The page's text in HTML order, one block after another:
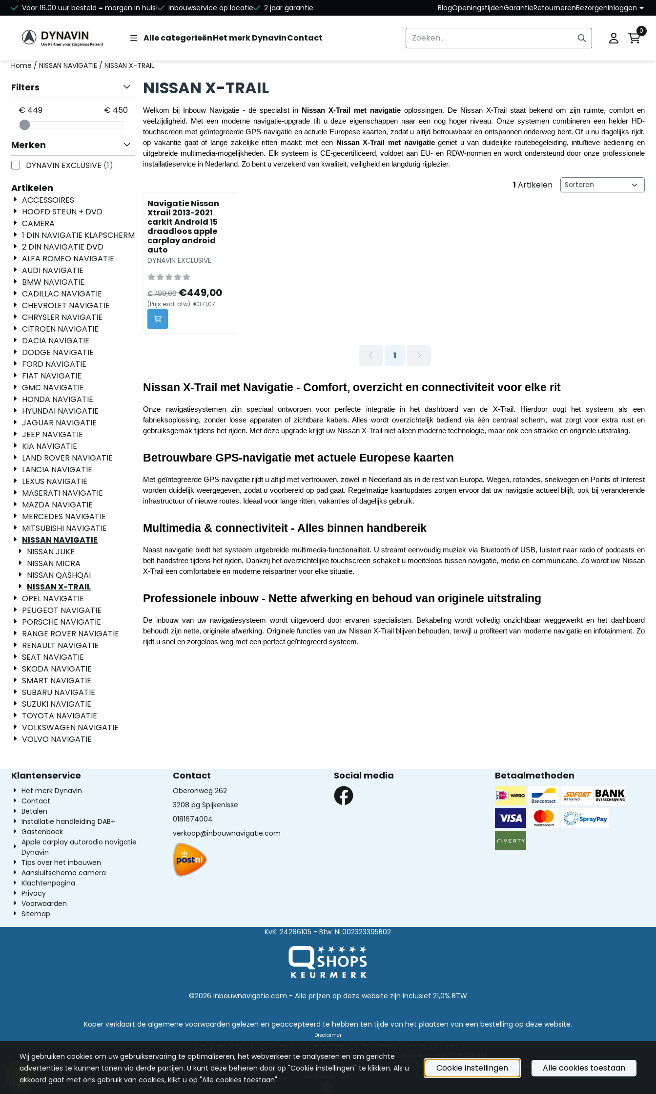
Cookievoorkeuren zijn beschikbaar. Kies instellingen of sta alle cookies toe.
Voor 16.00 uur besteld = morgen in huis! Inbouwservice op locatie 2 jaar garantie BlogOpeningstijdenGarantieRetournerenBezorgenInloggen
Alle categorieënHet merk DynavinContact Zoeken 0
Home / NISSAN NAVIGATIE / NISSAN X-TRAIL
Filters
€ 449 € 450
Merken
DYNAVIN EXCLUSIVE (1)
Artikelen
ACCESSOIRES
HOOFD STEUN + DVD
CAMERA
1 DIN NAVIGATIE KLAPSCHERM
2 DIN NAVIGATIE DVD
ALFA ROMEO NAVIGATIE
AUDI NAVIGATIE
BMW NAVIGATIE
CADILLAC NAVIGATIE
CHEVROLET NAVIGATIE
CHRYSLER NAVIGATIE
CITROEN NAVIGATIE
DACIA NAVIGATIE
DODGE NAVIGATIE
FORD NAVIGATIE
FIAT NAVIGATIE
GMC NAVIGATIE
HONDA NAVIGATIE
HYUNDAI NAVIGATIE
JAGUAR NAVIGATIE
JEEP NAVIGATIE
KIA NAVIGATIE
LAND ROVER NAVIGATIE
LANCIA NAVIGATIE
LEXUS NAVIGATIE
MASERATI NAVIGATIE
MAZDA NAVIGATIE
MERCEDES NAVIGATIE
MITSUBISHI NAVIGATIE
NISSAN NAVIGATIE
NISSAN JUKE
NISSAN MICRA
NISSAN QASHQAI
NISSAN X-TRAIL
OPEL NAVIGATIE
PEUGEOT NAVIGATIE
PORSCHE NAVIGATIE
RANGE ROVER NAVIGATIE
RENAULT NAVIGATIE
SEAT NAVIGATIE
SKODA NAVIGATIE
SMART NAVIGATIE
SUBARU NAVIGATIE
SUZUKI NAVIGATIE
TOYOTA NAVIGATIE
VOLKSWAGEN NAVIGATIE
VOLVO NAVIGATIE
NISSAN X-TRAIL
Welkom bij Inbouw Navigatie - dé specialist in Nissan X-Trail met navigatie oplossingen. De Nissan X-Trail staat bekend om zijn ruimte, comfort en
veelzijdigheid. Met een moderne navigatie-upgrade tilt u deze eigenschappen naar een nog hoger niveau. Onze systemen combineren een helder HD-
touchscreen met geïntegreerde GPS-navigatie en actuele Europese kaarten, zodat u altijd betrouwbaar en ontspannen onderweg bent. Of u nu dagelijks rijdt,
op vakantie gaat of lange zakelijke ritten maakt: met een Nissan X-Trail met navigatie geniet u van duidelijke routebegeleiding, intuïtieve bediening en
uitgebreide multimedia-mogelijkheden. Elk systeem is CE-gecertificeerd, voldoet aan EU- en RDW-normen en wordt ondersteund door onze professionele
installatieservice in Nederland. Zo bent u verzekerd van kwaliteit, veiligheid en langdurig rijplezier.
1 Artikelen
Sorteermethode
Navigatie Nissan
Xtrail 2013-2021
carkit Android 15
draadloos apple
carplay android
auto
Merk:
DYNAVIN EXCLUSIVE
Van 799,00 voor 449,00, exclusief btw: 371,07
€799,00€449,00
(Prijs excl. btw): €371,07
1
Nissan X-Trail met Navigatie - Comfort, overzicht en connectiviteit voor elke rit
Onze navigatiesystemen zijn speciaal ontworpen voor perfecte integratie in het dashboard van de X-Trail. Hierdoor oogt het systeem als een
fabrieksoplossing, zonder losse apparaten of zichtbare kabels. Alles wordt overzichtelijk bediend via één centraal scherm, wat zorgt voor extra rust en
gebruiksgemak tijdens het rijden. Met deze upgrade krijgt uw Nissan X-Trail niet alleen moderne technologie, maar ook een strakke en originele uitstraling.
Betrouwbare GPS-navigatie met actuele Europese kaarten
Met geïntegreerde GPS-navigatie rijdt u altijd met vertrouwen, zowel in Nederland als in de rest van Europa. Wegen, rotondes, snelwegen en Points of Interest
worden duidelijk weergegeven, zodat u voorbereid op pad gaat. Regelmatige kaartupdates zorgen ervoor dat uw navigatie actueel blijft, ook bij veranderende
infrastructuur of nieuwe routes. Ideaal voor lange ritten, vakanties of dagelijks gebruik.
Multimedia & connectiviteit - Alles binnen handbereik
Naast navigatie biedt het systeem uitgebreide multimedia-functionaliteit. U streamt eenvoudig muziek via Bluetooth of USB, luistert naar radio of podcasts en
belt handsfree tijdens het rijden. Dankzij het overzichtelijke touchscreen schakelt u moeiteloos tussen navigatie, media en communicatie. Zo wordt uw Nissan
X-Trail een comfortabele en moderne reispartner voor elke situatie.
Professionele inbouw - Nette afwerking en behoud van originele uitstraling
De inbouw van uw navigatiesysteem wordt uitgevoerd door ervaren specialisten. Bekabeling wordt volledig onzichtbaar weggewerkt en het dashboard
behoudt zijn nette, originele afwerking. Originele functies van uw Nissan X-Trail blijven behouden, terwijl u profiteert van moderne navigatie en infotainment. Zo
rijdt u snel en zorgeloos weg met een perfect geïntegreerd systeem.
Klantenservice
Het merk Dynavin
Contact
Betalen
Installatie handleiding DAB+
Gastenboek
Apple carplay autoradio navigatie
Dynavin
Tips over het inbouwen
Aansluitschema camera
Klachtenpagina
Privacy
Voorwaarden
Sitemap
Contact
Oberonweg 262
3208 pg Spijkenisse
0181674004
verkoop@inbouwnavigatie.com
Social media Betaalmethoden
KvK: 24286105 - Btw: NL002323395B02
©2026 inbouwnavigatie.com - Alle prijzen op deze website zijn inclusief 21,0% BTW
Koper verklaart de algemene voorwaarden gelezen en geaccepteerd te hebben ten tijde van het plaatsen van een bestelling op deze website.
Disclaimer
Android, Google Maps, Android auto en Waze zijn geregistreerde handelsmerken en eigendom van Google LLC.
Dynavin is leverancier van after-market producten / oplossingen deze zijnnietgelieerd aan BMW, Mercedes, Volkswagen, Apple, Google of enige ander OEM merk. De aangeboden producten zijn enkel geschikt voor en compatibel met het
Wij gebruiken cookies om uw gebruikservaring te optimaliseren, het webverkeer te analyseren en om gerichte
advertenties te kunnen tonen via derde partijen. U kunt deze beheren door op "Cookie instellingen" te klikken. Als u
akkoord gaat met ons gebruik van cookies, klikt u op "Alle cookies toestaan".
Cookie instellingen Alle cookies toestaan